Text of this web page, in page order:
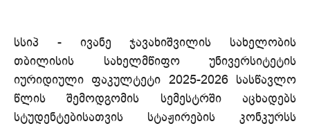
სსიპ - ივანე ჯავახიშვილის სახელობის
თბილისის სახელმწიფო უნივერსიტეტის
იურიდიული ფაკულტეტი 2025-2026 სასწავლო
წლის შემოდგომის სემესტრში აცხადებს
სტუდენტებისათვის სტაჟირების კონკურსს